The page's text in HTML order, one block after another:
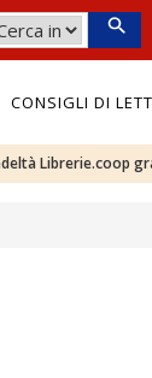
CONSIGLI DI
Librerie.coop